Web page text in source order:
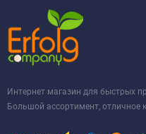
Интернет магазин для быстрых
Большой ассортимент, отличное